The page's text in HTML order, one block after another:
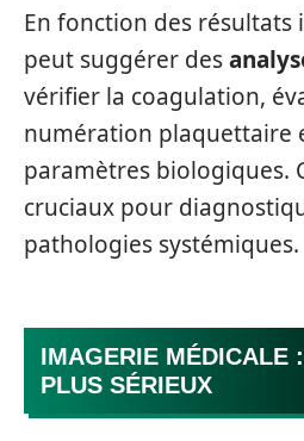
En fonction des résultats
peut suggérer des
vérifier la coagulation,
numération plaquettaire
paramètres biologiques.
cruciaux pour
pathologies systémiques.
IMAGERIE MÉDICALE
PLUS SÉRIEUX